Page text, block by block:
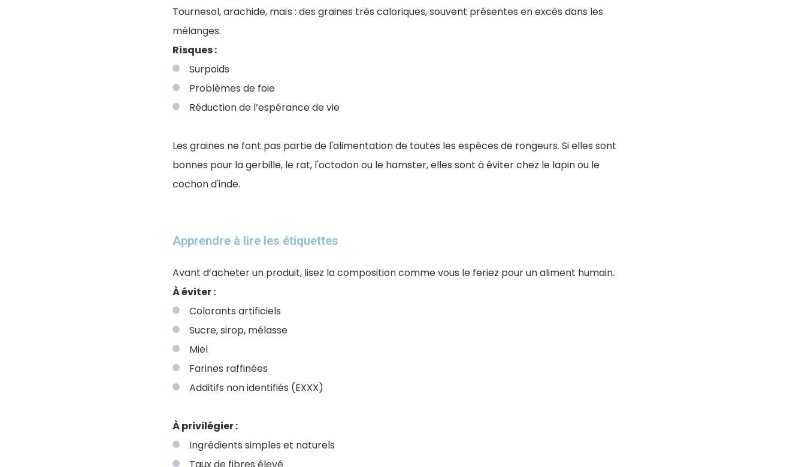
Tournesol, arachide, maïs : des graines très caloriques, souvent présentes en excès dans les
mélanges.
Risques :
Surpoids
Problèmes de foie
Réduction de l’espérance de vie
Les graines ne font pas partie de l'alimentation de toutes les espèces de rongeurs. Si elles sont
bonnes pour la gerbille, le rat, l'octodon ou le hamster, elles sont à éviter chez le lapin ou le
cochon d'inde.
Apprendre à lire les étiquettes
Avant d’acheter un produit, lisez la composition comme vous le feriez pour un aliment humain.
À éviter :
Colorants artificiels
Sucre, sirop, mélasse
Miel
Farines raffinées
Additifs non identifiés (EXXX)
À privilégier :
Ingrédients simples et naturels